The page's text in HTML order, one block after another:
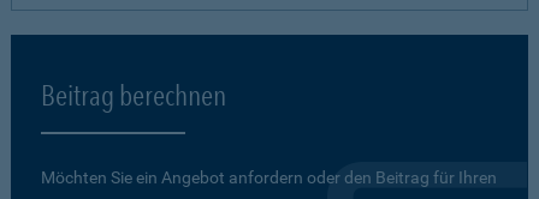
Beitrag berechnen
Möchten Sie ein Angebot anfordern oder den Beitrag für Ihren